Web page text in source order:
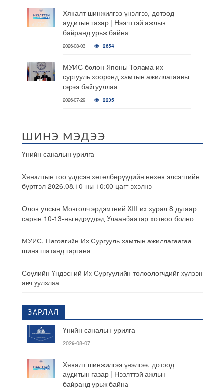
Хяналт шинжилгээ үнэлгээ, дотоод
аудитын газар | Нээлттэй ажлын
байранд урьж байна
2026-08-03 2654
МУИС болон Японы Тояама их
сургууль хооронд хамтын ажиллагааны
гэрээ байгууллаа
2026-07-29 2205
ШИНЭ МЭДЭЭ
Үнийн саналын урилга
Хяналтын тоо үлдсэн хөтөлбөрүүдийн нөхөн элсэлтийн
бүртгэл 2026.08.10-ны 10:00 цагт эхэлнэ
Олон улсын Монголч эрдэмтний XIII их хурал 8 дугаар
сарын 10-13-ны өдрүүдэд Улаанбаатар хотноо болно
МУИС, Нагоягийн Их Сургууль хамтын ажиллагаагаа
шинэ шатанд гаргана
Сөүлийн Үндэсний Их Сургуулийн төлөөлөгчдийг хүлээн
авч уулзлаа
ЗАРЛАЛ
Үнийн саналын урилга
2026-08-07
Хяналт шинжилгээ үнэлгээ, дотоод
аудитын газар | Нээлттэй ажлын
байранд урьж байна